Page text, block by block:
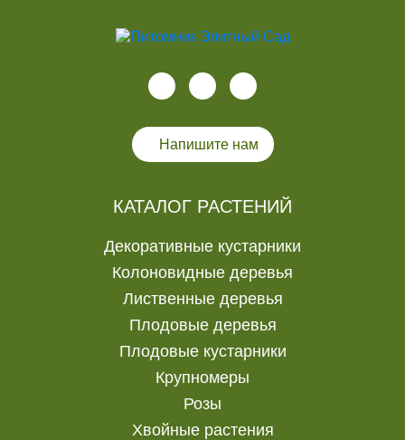
Напишите нам
КАТАЛОГ РАСТЕНИЙ
Декоративные кустарники
Колоновидные деревья
Лиственные деревья
Плодовые деревья
Плодовые кустарники
Крупномеры
Розы
Хвойные растения